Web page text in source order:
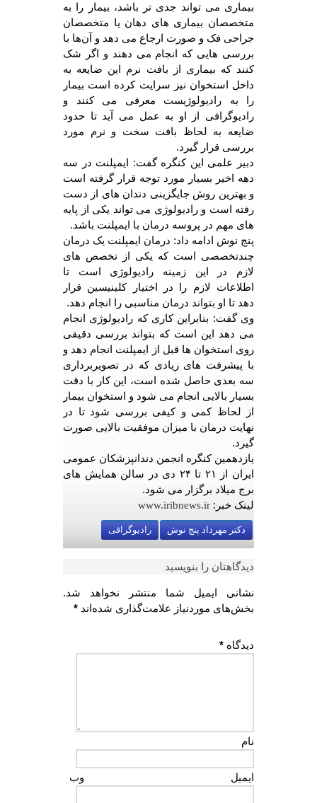
بیماری می تواند جدی تر باشد، بیمار را به
متخصصان بیماری های دهان یا متخصصان
جراحی فک و صورت ارجاع می دهد و آن‌ها با
بررسی هایی که انجام می دهند و اگر شک
کنند که بیماری از بافت نرم این ضایعه به
داخل استخوان نیز سرایت کرده است بیمار
را به رادیولوژیست معرفی می کنند و
رادیوگرافی از او به عمل می آید تا حدود
ضایعه به لحاظ بافت سخت و نرم مورد
بررسی قرار گیرد.
دبیر علمی این کنگره گفت: ایمپلنت در سه
دهه اخیر بسیار مورد توجه قرار گرفته است
و بهترین روش جایگزینی دندان های از دست
رفته است و رادیولوژی می تواند یکی از پایه
های مهم در پروسه درمان با ایمپلنت باشد.
پنج نوش ادامه داد: درمان ایمپلنت یک درمان
چندتخصصی است که یکی از تخصص های
لازم در این زمینه رادیولوژی است تا
اطلاعات لازم را در اختیار کلینیسین قرار
دهد تا او بتواند درمان مناسبی را انجام دهد.
وی گفت: بنابراین کاری که رادیولوژی انجام
می دهد این است که بتواند بررسی دقیقی
روی استخوان ها قبل از ایمپلنت انجام دهد و
با پیشرفت های زیادی که در تصویربرداری
سه بعدی حاصل شده است، این کار با دقت
بسیار بالایی انجام می شود و استخوان بیمار
از لحاظ کمی و کیفی بررسی شود تا در
نهایت درمان با میزان موفقیت بالایی صورت
گیرد.
یازدهمین کنگره انجمن دندانپزشکان عمومی
ایران از ۲۱ تا ۲۴ دی در سالن همایش های
برج میلاد برگزار می شود.
لینک خبر:
دکتر مهرداد پنج نوش رادیوگرافی
دیدگاهتان را بنویسید
نشانی ایمیل شما منتشر نخواهد شد.
بخش‌های موردنیاز علامت‌گذاری شده‌اند *
دیدگاه *
نام
ایمیل وب‌